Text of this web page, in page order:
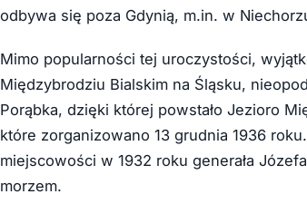
odbywa się poza Gdynią, m.in. w
Mimo popularności tej uroczystości,
Międzybrodziu Bialskim na Śląsku,
Porąbka, dzięki której powstało Jezioro
które zorganizowano 13 grudnia 1936
miejscowości w 1932 roku generała
morzem.